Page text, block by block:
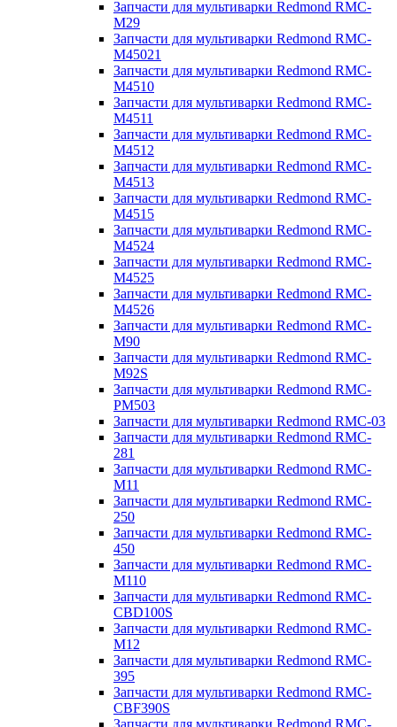
Запчасти для мультиварки Redmond RMC-
M29
Запчасти для мультиварки Redmond RMC-
M45021
Запчасти для мультиварки Redmond RMC-
M4510
Запчасти для мультиварки Redmond RMC-
M4511
Запчасти для мультиварки Redmond RMC-
M4512
Запчасти для мультиварки Redmond RMC-
M4513
Запчасти для мультиварки Redmond RMC-
M4515
Запчасти для мультиварки Redmond RMC-
M4524
Запчасти для мультиварки Redmond RMC-
M4525
Запчасти для мультиварки Redmond RMC-
M4526
Запчасти для мультиварки Redmond RMC-
M90
Запчасти для мультиварки Redmond RMC-
M92S
Запчасти для мультиварки Redmond RMC-
PM503
Запчасти для мультиварки Redmond RMC-03
Запчасти для мультиварки Redmond RMC-
281
Запчасти для мультиварки Redmond RMC-
M11
Запчасти для мультиварки Redmond RMC-
250
Запчасти для мультиварки Redmond RMC-
450
Запчасти для мультиварки Redmond RMC-
M110
Запчасти для мультиварки Redmond RMC-
CBD100S
Запчасти для мультиварки Redmond RMC-
M12
Запчасти для мультиварки Redmond RMC-
395
Запчасти для мультиварки Redmond RMC-
CBF390S